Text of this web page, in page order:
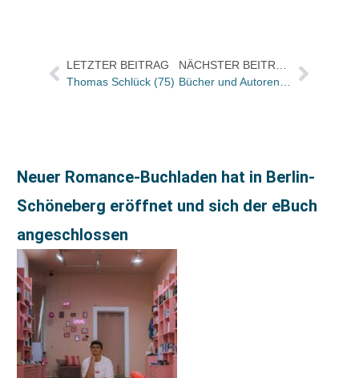
LETZTER BEITRAG
Thomas Schlück (75)
Neuer Romance-Buchladen hat in Berlin-
Schöneberg eröffnet und sich der eBuch
angeschlossen